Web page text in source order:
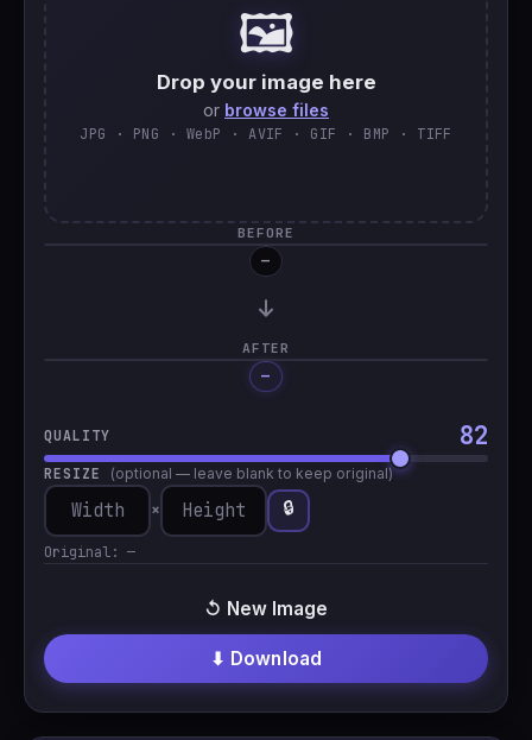
Türkçe🖼️
Drop your image here
or browse files
JPG · PNG · WebP · AVIF · GIF · BMP · TIFF
BEFORE
—
AFTER
Processing…
—
QUALITY 82
RESIZE (optional — leave blank to keep original)
× 🔒
Original: —
⬇ Download
↺ New Image